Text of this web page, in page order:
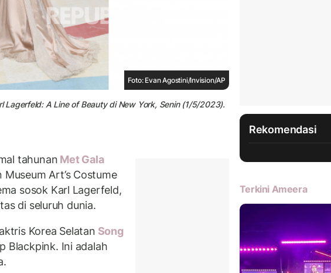
Foto: Evan Agostini/Invision/AP
A Line of Beauty di New York, Senin (1/5/2023).
tahunan Met Gala
Art’s Costume
sosok Karl Lagerfeld,
di seluruh dunia.
Korea Selatan Song
Blackpink. Ini adalah
Rekomendasi
Terkini Ameera